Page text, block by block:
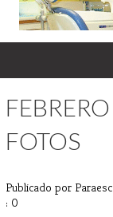
FOTOS
Publicado por
: 0